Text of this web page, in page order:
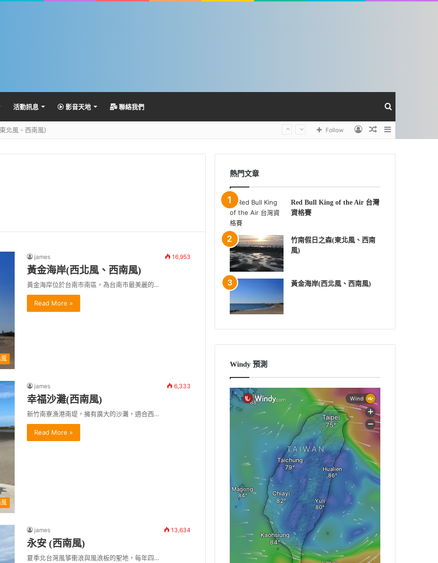
活動訊息 影音天地 聯絡我們 Search
北風、西南風)
Sidebar
Random
Log
Follow
james 16,953
黃金海岸(西北風、西南風)
黃金海岸位於台南市南區，為台南市最美麗的…
Read More »
james 6,333
幸福沙灘(西南風)
新竹南寮漁港南堤，擁有廣大的沙灘，適合西…
Read More »
james 13,634
永安 (西南風)
夏季北台灣風箏衝浪與風浪板的聖地，每年四…
熱門文章
Red Bull King of the Air 台灣
資格賽
竹南假日之森(東北風、西南
風)
黃金海岸(西北風、西南風)
Windy 預測